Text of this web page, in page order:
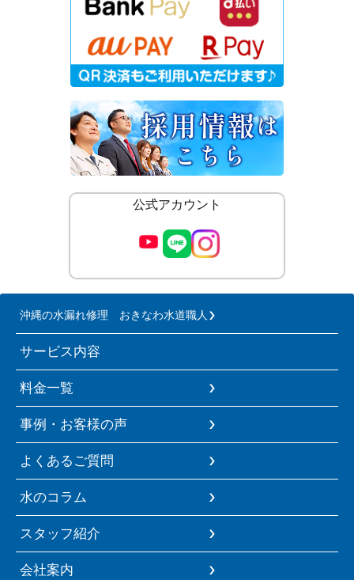
公式アカウント
沖縄の水漏れ修理 おきなわ水道職人
サービス内容
料金一覧
事例・お客様の声
よくあるご質問
水のコラム
スタッフ紹介
会社案内